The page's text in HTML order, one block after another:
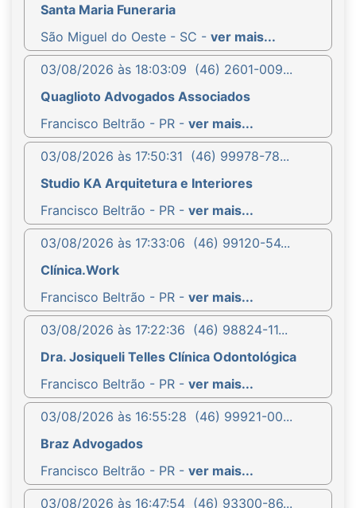
Santa Maria Funeraria
São Miguel do Oeste - SC - ver mais...
03/08/2026 às 18:03:09 (46) 2601-009...
Quaglioto Advogados Associados
Francisco Beltrão - PR - ver mais...
03/08/2026 às 17:50:31 (46) 99978-78...
Studio KA Arquitetura e Interiores
Francisco Beltrão - PR - ver mais...
03/08/2026 às 17:33:06 (46) 99120-54...
Clínica.Work
Francisco Beltrão - PR - ver mais...
03/08/2026 às 17:22:36 (46) 98824-11...
Dra. Josiqueli Telles Clínica Odontológica
Francisco Beltrão - PR - ver mais...
03/08/2026 às 16:55:28 (46) 99921-00...
Braz Advogados
Francisco Beltrão - PR - ver mais...
03/08/2026 às 16:47:54 (46) 93300-86...